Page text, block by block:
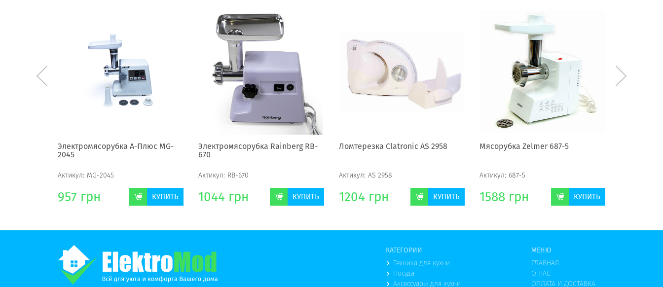
Электромясорубка А-Плюс MG-
2045
Актикул: MG-2045
957 грн КУПИТЬ
Электромясорубка Rainberg RB-
670
Актикул: RB-670
1044 грн КУПИТЬ
Ломтерезка Clatronic AS 2958
Актикул: AS 2958
1204 грн КУПИТЬ
Мясорубка Zelmer 687-5
Актикул: 687-5
1588 грн КУПИТЬ
КАТЕГОРИИ
Техника для кухни
Посуда
Аксессуары для кухни
МЕНЮ
ГЛАВНАЯ
О НАС
ОПЛАТА И ДОСТАВКА